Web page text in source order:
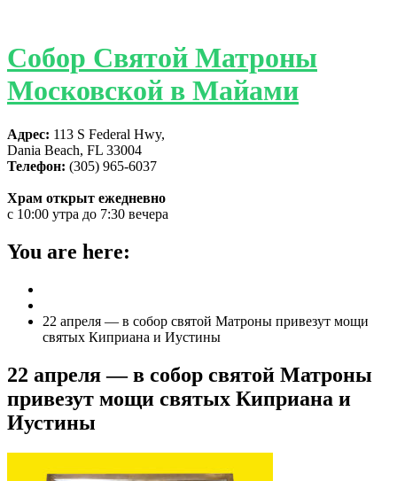
Собор Святой Матроны
Московской в Майами
Адрес: 113 S Federal Hwy,
Dania Beach, FL 33004
Телефон: (305) 965-6037
Храм открыт ежедневно
с 10:00 утра до 7:30 вечера
You are here:
22 апреля — в собор святой Матроны привезут мощи
святых Киприана и Иустины
22 апреля — в собор святой Матроны
привезут мощи святых Киприана и
Иустины